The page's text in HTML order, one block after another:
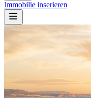
Immobilie inserieren